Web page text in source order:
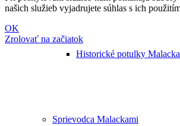
Historické potulky
Sprievodca Malackami
našich služieb vyjadrujete súhlas s ich
OK
Zrolovať na začiatok